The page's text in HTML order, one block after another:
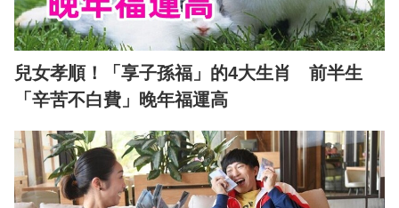
兒女孝順！「享子孫福」的4大生肖 前半生
「辛苦不白費」晚年福運高